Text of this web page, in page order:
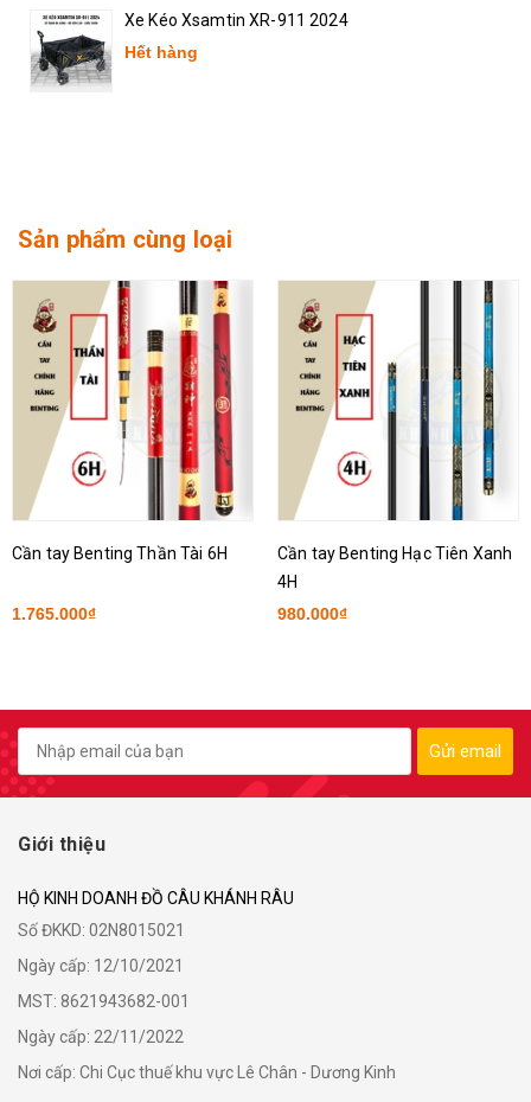
Xe Kéo Xsamtin XR-911 2024
Hết hàng
Sản phẩm cùng loại
Cần tay Benting Thần Tài 6H
1.765.000₫
Cần tay Benting Hạc Tiên Xanh
4H
980.000₫
Gửi email
Giới thiệu
HỘ KINH DOANH ĐỒ CÂU KHÁNH RÂU
Số ĐKKD: 02N8015021
Ngày cấp: 12/10/2021
MST: 8621943682-001
Ngày cấp: 22/11/2022
Nơi cấp: Chi Cục thuế khu vực Lê Chân - Dương Kinh